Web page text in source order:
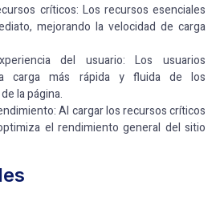
críticos: Los recursos esenciales
mejorando la velocidad de carga
del usuario: Los usuarios
carga más rápida y fluida de los
la página.
Al cargar los recursos críticos
el rendimiento general del sitio